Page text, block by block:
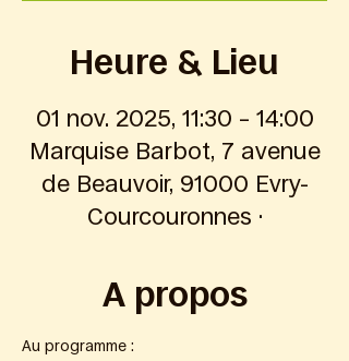
Heure & Lieu
01 nov. 2025, 11:30 – 14:00
Marquise Barbot, 7 avenue
de Beauvoir, 91000 Evry-
Courcouronnes ·
A propos
Au programme :